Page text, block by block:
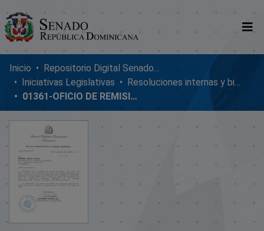
Comunidades
Glosario
Nosotros
Inicio
Repositorio Digital SenadoRD
Iniciativas Legislativas
Resoluciones internas y bicamerales
01361-OFICIO DE REMISIÓN CD